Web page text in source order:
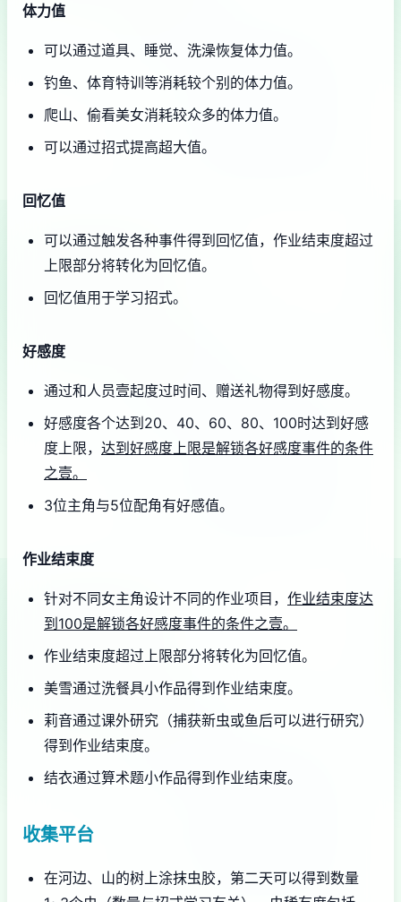
体力值
可以通过道具、睡觉、洗澡恢复体力值。
钓鱼、体育特训等消耗较个别的体力值。
爬山、偷看美女消耗较众多的体力值。
可以通过招式提高超大值。
回忆值
可以通过触发各种事件得到回忆值，作业结束度超过
上限部分将转化为回忆值。
回忆值用于学习招式。
好感度
通过和人员壹起度过时间、赠送礼物得到好感度。
好感度各个达到20、40、60、80、100时达到好感
度上限， 达到好感度上限是解锁各好感度事件的条件
之壹。
3位主角与5位配角有好感值。
作业结束度
针对不同女主角设计不同的作业项目， 作业结束度达
到100是解锁各好感度事件的条件之壹。
作业结束度超过上限部分将转化为回忆值。
美雪通过洗餐具小作品得到作业结束度。
莉音通过课外研究（捕获新虫或鱼后可以进行研究）
得到作业结束度。
结衣通过算术题小作品得到作业结束度。
收集平台
在河边、山的树上涂抹虫胶，第二天可以得到数量